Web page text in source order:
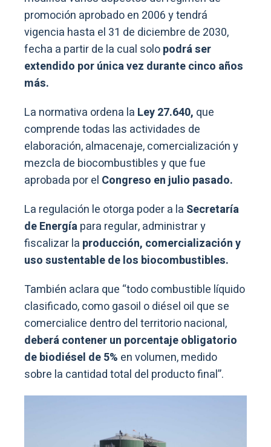
promoción aprobado en 2006 y tendrá
vigencia hasta el 31 de diciembre de 2030,
fecha a partir de la cual solopodrá ser
extendido por única vez durante cinco años
más.
La normativa ordena la Ley 27.640, que
comprende todas las actividades de
elaboración, almacenaje, comercialización y
mezcla de biocombustibles y que fue
aprobada por el Congreso en julio pasado.
La regulación le otorga poder a la Secretaría
de Energíapara regular, administrar y
fiscalizar la producción, comercialización y
uso sustentable de los biocombustibles.
También aclara que “todo combustible líquido
clasificado, como gasoil o diésel oil que se
comercialice dentro del territorio nacional,
deberá contener un porcentaje obligatorio
de biodiésel de 5% en volumen, medido
sobre la cantidad total del producto final”.